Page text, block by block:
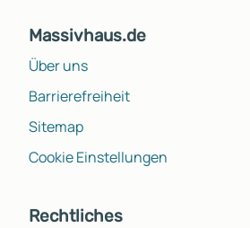
Massivhaus.de
Über uns
Barrierefreiheit
Sitemap
Cookie Einstellungen
Rechtliches